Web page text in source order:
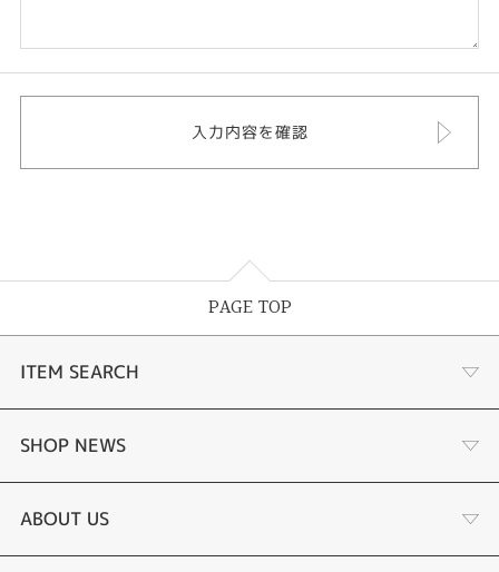
PAGE TOP
ITEM SEARCH
婚約指輪
結婚指輪
SHOP NEWS
選ばれる理由まとめ
ABOUT US